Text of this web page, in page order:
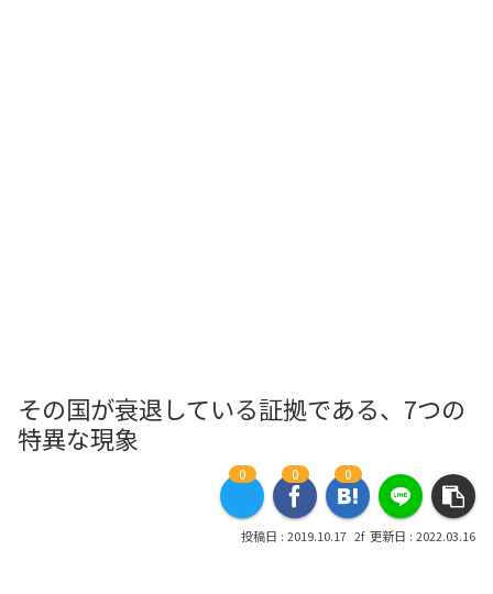
その国が衰退している証拠である、7つの
特異な現象
0 0 0
2019.10.17 2022.03.16